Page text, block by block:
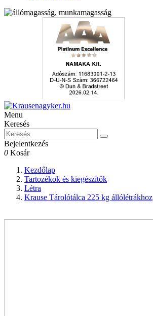
Menu
Keresés
Bejelentkezés
0 Kosár
Kezdőlap
Tartozékok és kiegészítők
Létra
Krause Tárolótálca 225 kg állólétrákhoz